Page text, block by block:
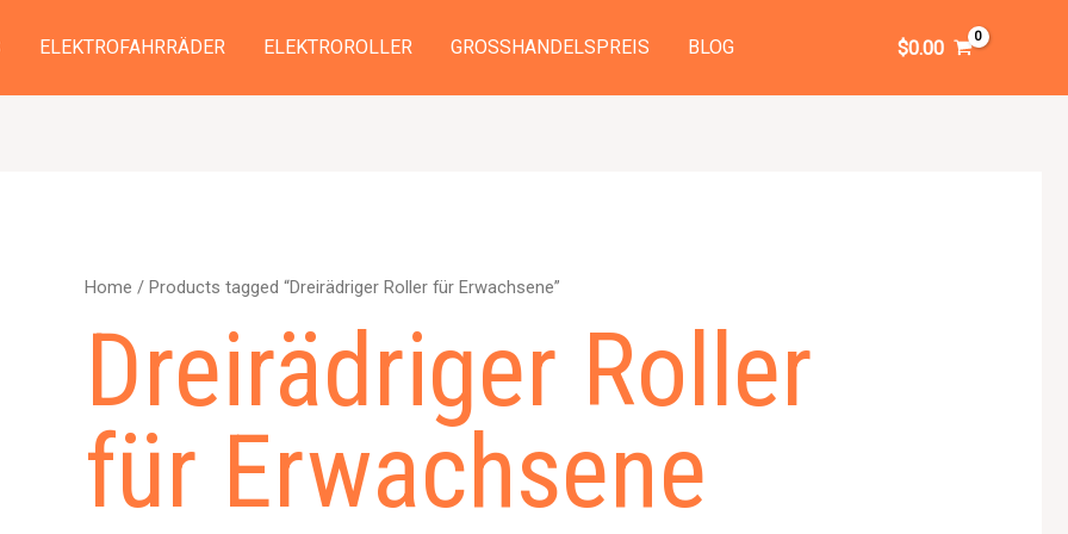
ELEKTROFAHRRÄDER ELEKTROROLLER GROSSHANDELSPREIS BLOG $0.00
Home / Products tagged “Dreirädriger Roller für Erwachsene”
Dreirädriger Roller
für Erwachsene